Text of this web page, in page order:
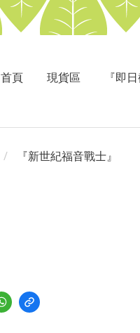
首頁 現貨區 『即
『新世紀福音戰士』